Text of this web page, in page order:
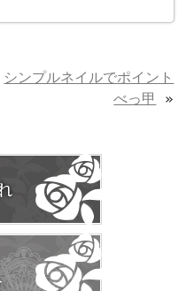
シンプルネイルでポイント
べっ甲
»